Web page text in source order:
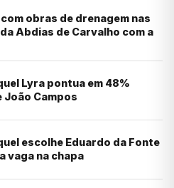
obras de drenagem nas
Abdias de Carvalho com a
Lyra pontua em 48%
João Campos
escolhe Eduardo da Fonte
vaga na chapa